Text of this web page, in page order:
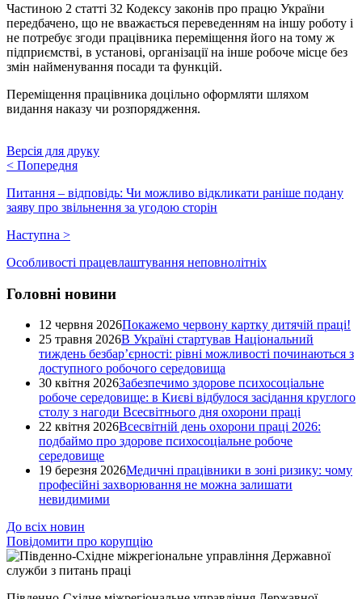
Частиною 2 статті 32 Кодексу законів про працю України
передбачено, що не вважається переведенням на іншу роботу і
не потребує згоди працівника переміщення його на тому ж
підприємстві, в установі, організації на інше робоче місце без
змін найменування посади та функцій.
Переміщення працівника доцільно оформляти шляхом
видання наказу чи розпорядження.
Версія для друку
< Попередня
Питання – відповідь: Чи можливо відкликати раніше подану
заяву про звільнення за угодою сторін
Наступна >
Особливості працевлаштування неповнолітніх
Головні новини
12 червня 2026Покажемо червону картку дитячій праці!
25 травня 2026В Україні стартував Національний
тиждень безбар’єрності: рівні можливості починаються з
доступного робочого середовища
30 квітня 2026Забезпечимо здорове психосоціальне
робоче середовище: в Києві відбулося засідання круглого
столу з нагоди Всесвітнього дня охорони праці
22 квітня 2026Всесвітній день охорони праці 2026:
подбаймо про здорове психосоціальне робоче
середовище
19 березня 2026Медичні працівники в зоні ризику: чому
професійні захворювання не можна залишати
невидимими
До всіх новин
Повідомити про корупцію